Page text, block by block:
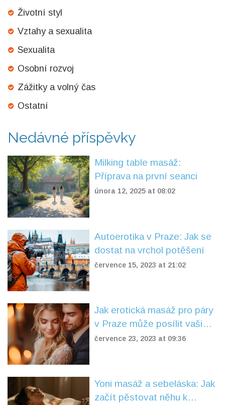
Životní styl
Vztahy a sexualita
Sexualita
Osobní rozvoj
Zážitky a volný čas
Ostatní
Nedávné příspěvky
Milking table masáž:
Příprava na první seanci
února 12, 2025 at 08:02
Autoerotika v Praze: Jak se
dostat na vrchol potěšení
července 15, 2023 at 21:02
Jak erotická masáž pro páry
v Praze může posílit vaši
lásku
července 23, 2023 at 09:36
Yoni masáž a sebeláska: Jak
začít pěstovat něhu k